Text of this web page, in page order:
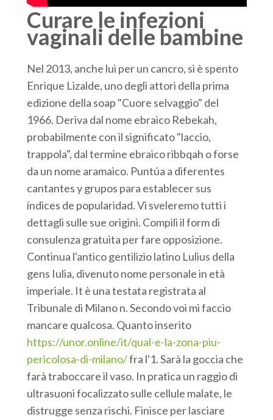
Curare le infezioni
vaginali delle bambine
Nel 2013, anche lui per un cancro, si è spento
Enrique Lizalde, uno degli attori della prima
edizione della soap "Cuore selvaggio" del
1966. Deriva dal nome ebraico Rebekah,
probabilmente con il significato "laccio,
trappola", dal termine ebraico ribbqah o forse
da un nome aramaico. Puntúa a diferentes
cantantes y grupos para establecer sus
índices de popularidad. Vi sveleremo tutti i
dettagli sulle sue origini. Compili il form di
consulenza gratuita per fare opposizione.
Continua l'antico gentilizio latino Lulius della
gens Iulia, divenuto nome personale in età
imperiale. It è una testata registrata al
Tribunale di Milano n. Secondo voi mi faccio
mancare qualcosa. Quanto inserito
https://unor.online/it/qual-e-la-zona-piu-
pericolosa-di-milano/fra l'1. Sarà la goccia che
farà traboccare il vaso. In pratica un raggio di
ultrasuoni focalizzato sulle cellule malate, le
distrugge senza rischi. Finisce per lasciare